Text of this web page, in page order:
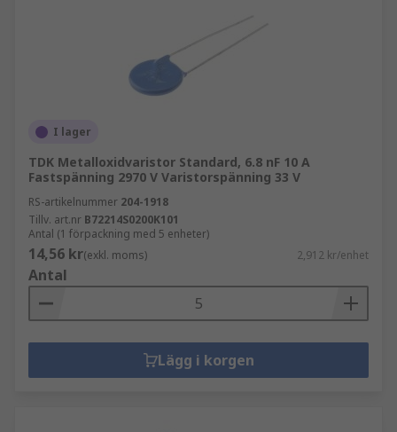
I lager
TDK Metalloxidvaristor Standard, 6.8 nF 10 A
Fastspänning 2970 V Varistorspänning 33 V
RS-artikelnummer 204-1918
Tillv. art.nr B72214S0200K101
Antal (1 förpackning med 5 enheter)
14,56 kr(exkl. moms) 2,912 kr/enhet
Antal
Lägg i korgen